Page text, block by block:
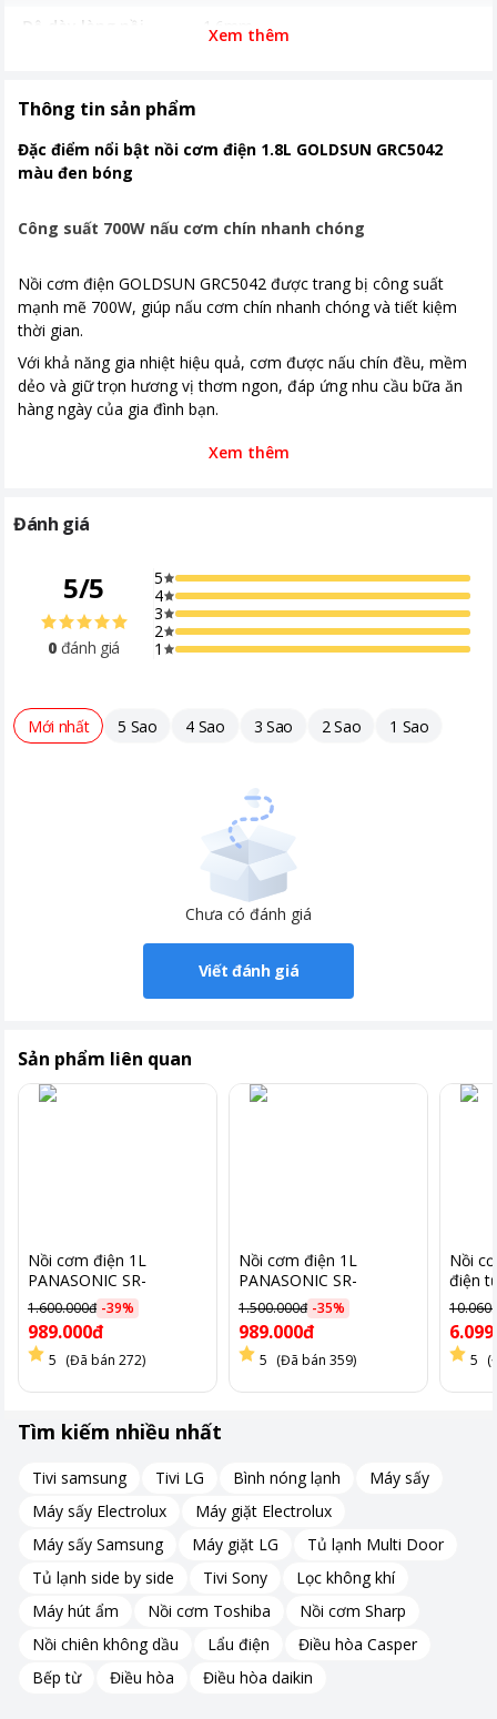
Độ dày lòng nồi
1.6mm
Chương trình nấu
Kích thước, khối lượng 3,05kg
Khoảng giá
Xem thêm
Thông tin sản phẩm
Đặc điểm nổi bật nồi cơm điện 1.8L GOLDSUN GRC5042
màu đen bóng
Công suất 700W nấu cơm chín nhanh chóng
Nồi cơm điện GOLDSUN GRC5042 được trang bị công suất
mạnh mẽ 700W, giúp nấu cơm chín nhanh chóng và tiết kiệm
thời gian.
Với khả năng gia nhiệt hiệu quả, cơm được nấu chín đều, mềm
dẻo và giữ trọn hương vị thơm ngon, đáp ứng nhu cầu bữa ăn
hàng ngày của gia đình bạn.
Dung tích 1,8 lít phù hợp 4 – 6 người ăn
Xem thêm
Đánh giá
5/5
0 đánh giá
5
4
3
2
1
Mới nhất 5 Sao 4 Sao 3 Sao 2 Sao 1 Sao
Chưa có đánh giá
Viết đánh giá
Sản phẩm liên quan
Nồi cơm điện 1L
PANASONIC SR-
MVN10FRAX
1.600.000đ -39%
989.000đ
5 (Đã bán 272)
Nồi cơm điện 1L
PANASONIC SR-
MVN10LRAX
1.500.000đ -35%
989.000đ
5 (Đã bán 359)
Nồi
điện
CRP-
màu
5
Tìm kiếm nhiều nhất
Tivi samsung Tivi LG Bình nóng lạnh
Máy sấy
Máy sấy Electrolux
Máy giặt Electrolux
Máy sấy Samsung
Máy giặt LG
Tủ lạnh Multi Door
Tủ lạnh side by side
Tivi Sony
Lọc không khí
Máy hút ẩm
Nồi cơm Toshiba
Nồi cơm Sharp
Nồi chiên không dầu
Lẩu điện
Điều hòa Casper
Bếp từ
Điều hòa Điều hòa daikin